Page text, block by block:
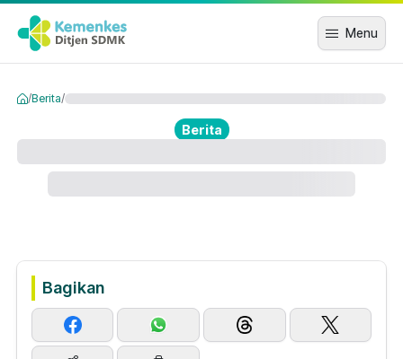
Menu
/Berita/
Berita
Bagikan